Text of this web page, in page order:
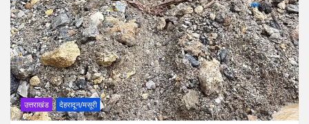
उत्तराखंड देहरादून/मसूरी